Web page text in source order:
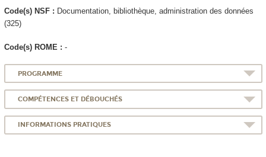
Code(s) NSF : Documentation, bibliothèque, administration des données
(325)
Code(s) ROME : -
PROGRAMME
COMPÉTENCES ET DÉBOUCHÉS
INFORMATIONS PRATIQUES